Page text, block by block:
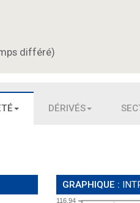
différé)
DÉRIVÉS
GRAPHIQUE :
116.94